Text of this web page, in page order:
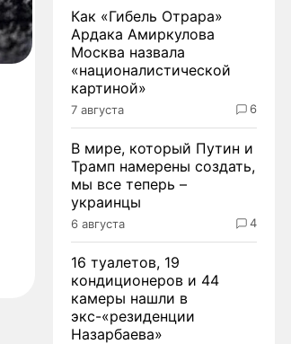
Как «Гибель Отрара»
Ардака Амиркулова
Москва назвала
«националистической
картиной»
7 августа 6
В мире, который Путин и
Трамп намерены создать,
мы все теперь –
украинцы
6 августа 4
16 туалетов, 19
кондиционеров и 44
камеры нашли в
экс-«резиденции
Назарбаева»